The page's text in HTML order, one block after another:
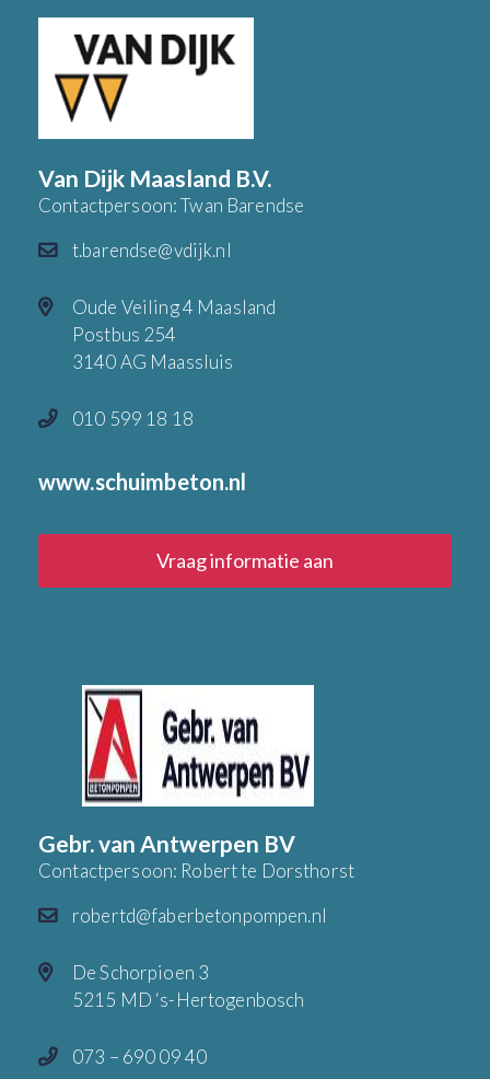
Van Dijk Maasland B.V.
Contactpersoon: Twan Barendse
t.barendse@vdijk.nl
Oude Veiling 4 Maasland
Postbus 254
3140 AG Maassluis
010 599 18 18
www.schuimbeton.nl
Vraag informatie aan
Gebr. van Antwerpen BV
Contactpersoon: Robert te Dorsthorst
robertd@faberbetonpompen.nl
De Schorpioen 3
5215 MD ‘s-Hertogenbosch
073 – 690 09 40